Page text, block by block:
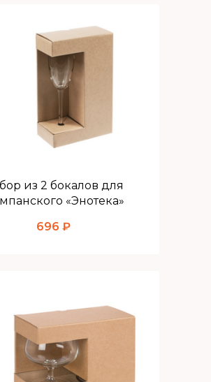
из 2 бокалов для
«Энотека»
696 ₽